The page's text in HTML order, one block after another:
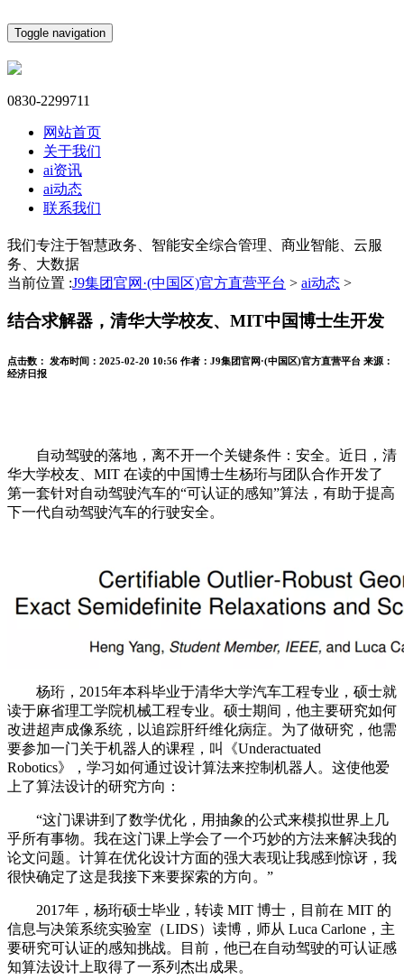
Toggle navigation
0830-2299711
网站首页
关于我们
ai资讯
ai动态
联系我们
我们专注于智慧政务、智能安全综合管理、商业智能、云服
务、大数据
当前位置 :J9集团官网·(中国区)官方直营平台 > ai动态 >
结合求解器，清华大学校友、MIT中国博士生开发
点击数： 发布时间： 2025-02-20 10:56 作者： J9集团官网·(中国区)官方直营平台 来源：
经济日报
自动驾驶的落地，离不开一个关键条件：安全。近日，清
华大学校友、MIT 在读的中国博士生杨珩与团队合作开发了
第一套针对自动驾驶汽车的“可认证的感知”算法，有助于提高
下一代自动驾驶汽车的行驶安全。
杨珩，2015年本科毕业于清华大学汽车工程专业，硕士就
读于麻省理工学院机械工程专业。硕士期间，他主要研究如何
改进超声成像系统，以追踪肝纤维化病症。为了做研究，他需
要参加一门关于机器人的课程，叫《Underactuated
Robotics》，学习如何通过设计算法来控制机器人。这使他爱
上了算法设计的研究方向：
“这门课讲到了数学优化，用抽象的公式来模拟世界上几
乎所有事物。我在这门课上学会了一个巧妙的方法来解决我的
论文问题。计算在优化设计方面的强大表现让我感到惊讶，我
很快确定了这是我接下来要探索的方向。”
2017年，杨珩硕士毕业，转读 MIT 博士，目前在 MIT 的
信息与决策系统实验室（LIDS）读博，师从 Luca Carlone，主
要研究可认证的感知挑战。目前，他已在自动驾驶的可认证感
知算法设计上取得了一系列杰出成果。